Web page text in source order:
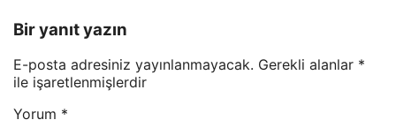
Bir yanıt yazın
E-posta adresiniz yayınlanmayacak. Gerekli alanlar *
ile işaretlenmişlerdir
Yorum *